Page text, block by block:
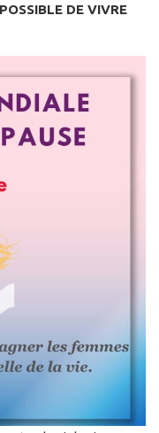
DE VIVRE